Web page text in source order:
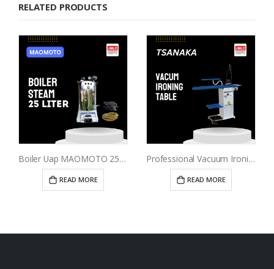
RELATED PRODUCTS
Boiler Uap MAOMOTO 25 Liter
READ MORE
Professional Vacuum Ironing Table
READ MORE